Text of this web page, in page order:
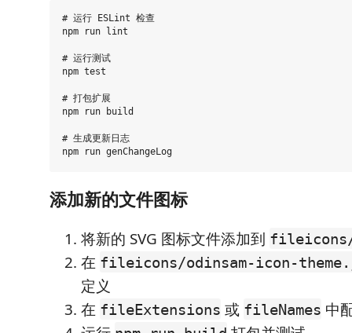
# 运行 ESLint 检查
npm run lint
# 运行测试
npm test
# 打包扩展
npm run build
# 生成更新日志
添加新的文件图标
将新的 SVG 图标文件添加到 fileicons/
在 fileicons/odinsam-icon-
定义
在 fileExtensions 或 fileNames 中